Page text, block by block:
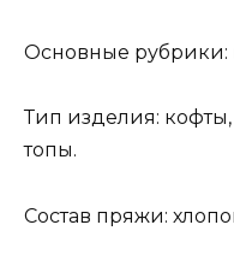
Основные
Тип изделия:
топы.
Состав пряжи: